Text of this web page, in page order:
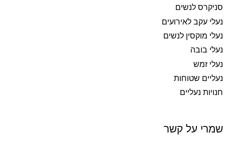
סניקרס לנשים
נעלי עקב לאירועים
נעלי מוקסין לנשים
נעלי בובה
נעלי זמש
נעליים שטוחות
חנויות נעליים
שמרי על קשר